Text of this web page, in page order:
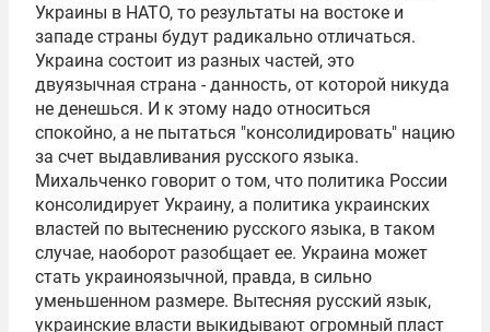
Украины в НАТО, то результаты на востоке и
западе страны будут радикально отличаться.
Украина состоит из разных частей, это
двуязычная страна - данность, от которой никуда
не денешься. И к этому надо относиться
спокойно, а не пытаться "консолидировать" нацию
за счет выдавливания русского языка.
Михальченко говорит о том, что политика России
консолидирует Украину, а политика украинских
властей по вытеснению русского языка, в таком
случае, наоборот разобщает ее. Украина может
стать украиноязычной, правда, в сильно
уменьшенном размере. Вытесняя русский язык,
украинские власти выкидывают огромный пласт